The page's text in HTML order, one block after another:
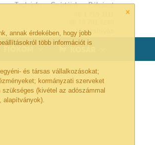
×
annak érdekében, hogy jobb
több információt is
és társas vállalkozásokat;
kormányzati szerveket
(kivétel az adószámmal
alapítványok).
Tech-info Gyártóink Pályázat
Visszahívás
0